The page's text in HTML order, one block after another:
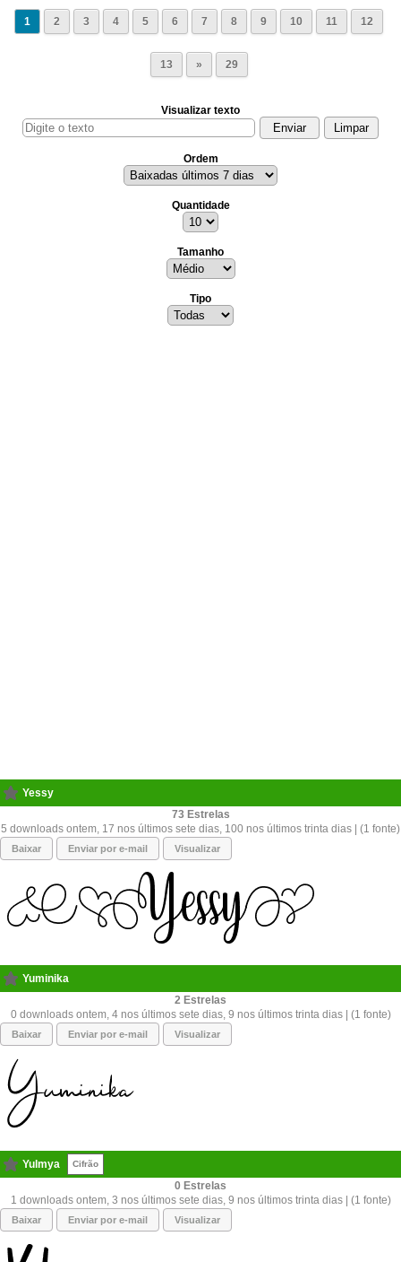
1 2 3 4 5 6 7 8 9 10 11 12
13 » 29
Visualizar texto
Ordem
Quantidade
Tamanho
Tipo
Yessy
73
5 downloads ontem, 17 nos últimos sete dias, 100 nos últimos trinta dias | (1 fonte)
Baixar Enviar por e-mail Visualizar
Yuminika
2
0 downloads ontem, 4 nos últimos sete dias, 9 nos últimos trinta dias | (1 fonte)
Baixar Enviar por e-mail Visualizar
Yulmya Cifrão
0
1 downloads ontem, 3 nos últimos sete dias, 9 nos últimos trinta dias | (1 fonte)
Baixar Enviar por e-mail Visualizar